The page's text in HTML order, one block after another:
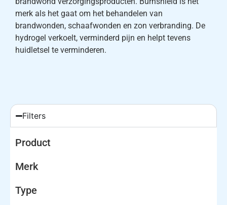
merk als het gaat om het behandelen van
brandwonden, schaafwonden en zon verbranding. De
hydrogel verkoelt, verminderd pijn en helpt tevens
huidletsel te verminderen.
Filters
Product
Merk
Type